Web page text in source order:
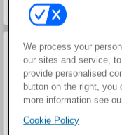
Trumpoline
We process your
our sites and service,
provide personalised
button on the right, you
more information see
Cookie Policy